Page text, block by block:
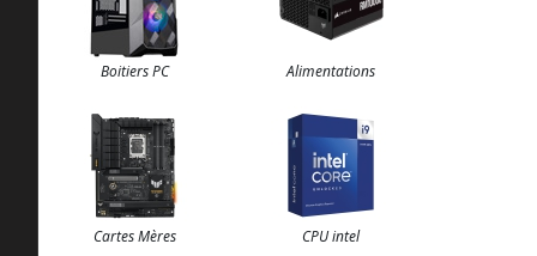
Boitiers PC Alimentations
Cartes Mères CPU intel